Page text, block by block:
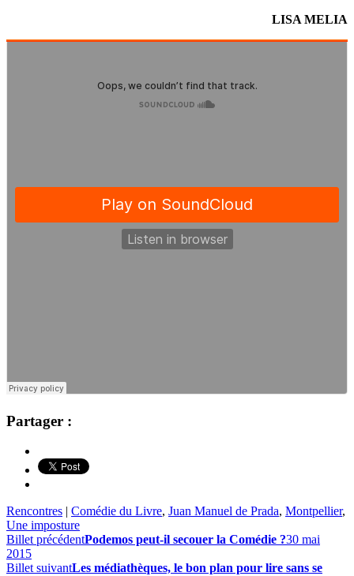
LISA MELIA
Partager :
Rencontres | Comédie du Livre, Juan Manuel de Prada, Montpellier,
Une imposture
Billet précédentPodemos peut-il secouer la Comédie ?30 mai
2015
Billet suivantLes médiathèques, le bon plan pour lire sans se